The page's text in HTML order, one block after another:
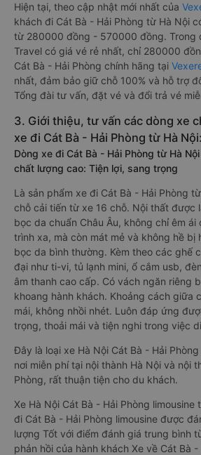
Hiện tại, theo cập nhật mới nhất của
khách đi Cát Bà - Hải Phòng từ Hà Nội
từ 280000 đồng - 570000 đồng. Trong
Travel có giá vé rẻ nhất, chỉ 280000
Cát Bà - Hải Phòng chính hãng tại
nhất, đảm bảo giữ chỗ 100% và hỗ trợ
Tổng đài tư vấn, đặt vé và đổi trả vé
3. Giới thiệu, tư vấn các dòng xe
xe đi Cát Bà - Hải Phòng từ Hà Nội:
Dòng xe đi Cát Bà - Hải Phòng từ Hà
chất lượng cao: Tiện lợi, sang trọng
Là sản phẩm xe đi Cát Bà - Hải Phòng
chỗ cải tiến từ xe 16 chỗ. Nội thất được
bọc da chuẩn Châu Âu, không chỉ êm ái
trình xa, mà còn mát mẻ và không hề bị
bọc da bình thường. Kèm theo các ghế
đại như ti-vi, tủ lạnh mini, ổ cắm usb,
âm thanh cao cấp. Có vách ngăn riêng
khoang hành khách. Khoảng cách giữa
mái, không nhồi nhét. Luôn đáp ứng
trọng, thoải mái và tiện nghi trong việc
Đây là loại xe Hà Nội Cát Bà - Hải
nơi miễn phí tại nội thành Hà Nội và nội
Phòng, rất thuận tiện cho du khách.
Xe Hà Nội Cát Bà - Hải Phòng
đi Cát Bà - Hải Phòng limousine được
lượng Tốt với điểm đánh giá trung bình
phản hồi của hành khách Xe về Cát Bà